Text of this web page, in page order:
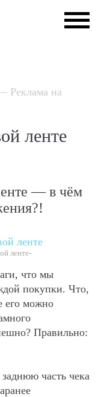
Реклама на
ленте
— в чём
ленте-
что мы
покупки. Что,
его можно
Правильно:
часть чека